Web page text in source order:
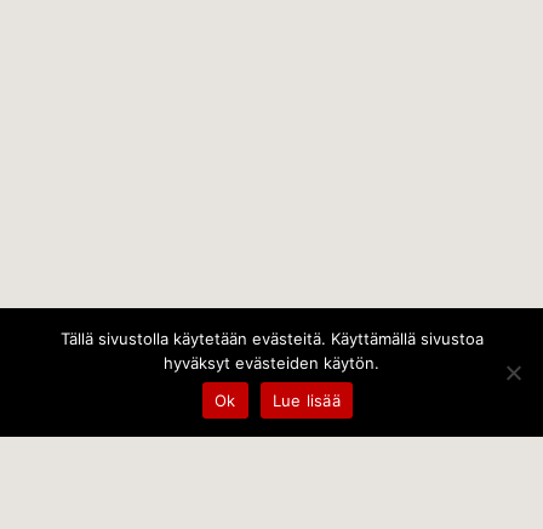
Tällä sivustolla käytetään evästeitä. Käyttämällä sivustoa
hyväksyt evästeiden käytön.
Ok
Lue lisää